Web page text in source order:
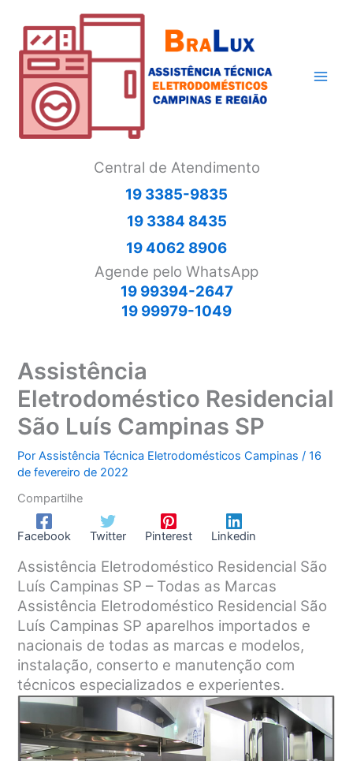
conteúdo
Central de Atendimento
19 3385-9835
19 3384 8435
19 4062 8906
Agende pelo WhatsApp
19 99394-2647
19 99979-1049
Assistência
Eletrodoméstico Residencial
São Luís Campinas SP
PorAssistência Técnica Eletrodomésticos Campinas/16
de fevereiro de 2022
Compartilhe
Facebook Twitter Pinterest Linkedin
Assistência Eletrodoméstico Residencial São
Luís Campinas SP – Todas as Marcas
Assistência Eletrodoméstico Residencial São
Luís Campinas SP aparelhos importados e
nacionais de todas as marcas e modelos,
instalação, conserto e manutenção com
técnicos especializados e experientes.